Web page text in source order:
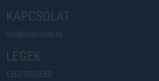
KAPCSOLAT
info@videolista.hu
LEGEK
LEGFRISSEBB